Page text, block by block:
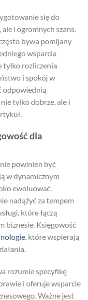
się do
i ogromnych szans.
bywa pomijany
wsparcia
tylko rozliczenia
i spokój w
odpowiednią
tylko dobrze, ale i
dla
nie powinien być
w dynamicznym
ewoluować.
nadążyć za tempem
które łączą
biznesie. Księgowość
, które wspierają
rozumie specyfikę
i oferuje wsparcie
Ważne jest